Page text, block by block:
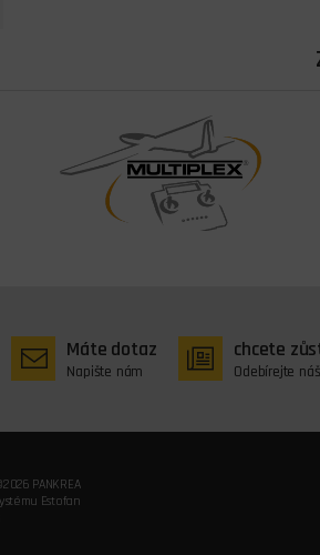
Máte dotaz
Napište nám
chcete
Odebírejte
PANKREA
Estofan